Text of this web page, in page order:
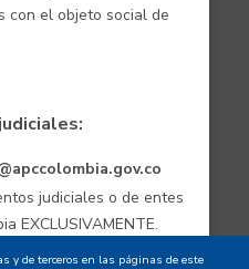
con el objeto social de
judiciales o de entes
EXCLUSIVAMENTE.
y de terceros en las páginas de este